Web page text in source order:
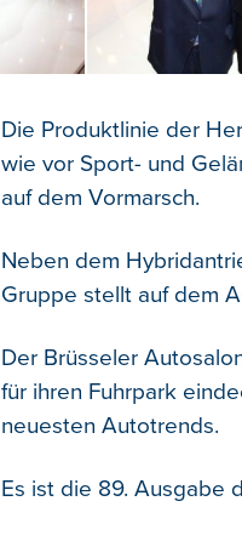
Die Produktlinie der
wie vor Sport- und
auf dem Vormarsch.
Neben dem
Gruppe stellt auf dem
Der Brüsseler
für ihren Fuhrpark
neuesten Autotrends.
Es ist die 89. Ausgabe